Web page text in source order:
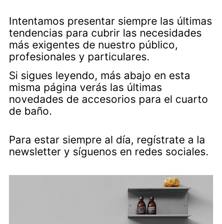
Intentamos presentar siempre las últimas
tendencias para cubrir las necesidades
más exigentes de nuestro público,
profesionales y particulares.
Si sigues leyendo, más abajo en esta
misma página verás las últimas
novedades de accesorios para el cuarto
de baño.
Para estar siempre al día, regístrate a la
newsletter y síguenos en redes sociales.